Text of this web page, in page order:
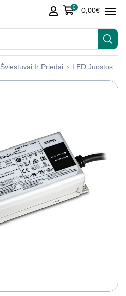
0 0,00€
Šviestuvai Ir Priedai LED Juostos